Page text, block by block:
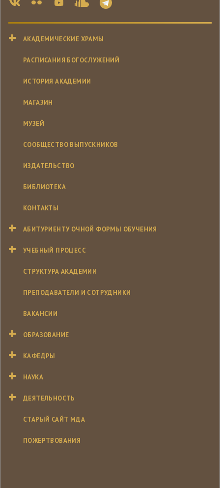
АКАДЕМИЧЕСКИЕ ХРАМЫ
РАСПИСАНИЯ БОГОСЛУЖЕНИЙ
ИСТОРИЯ АКАДЕМИИ
МАГАЗИН
МУЗЕЙ
СООБЩЕСТВО ВЫПУСКНИКОВ
ИЗДАТЕЛЬСТВО
БИБЛИОТЕКА
КОНТАКТЫ
АБИТУРИЕНТУ ОЧНОЙ ФОРМЫ ОБУЧЕНИЯ
УЧЕБНЫЙ ПРОЦЕСС
СТРУКТУРА АКАДЕМИИ
ПРЕПОДАВАТЕЛИ И СОТРУДНИКИ
ВАКАНСИИ
ОБРАЗОВАНИЕ
КАФЕДРЫ
НАУКА
ДЕЯТЕЛЬНОСТЬ
СТАРЫЙ САЙТ МДА
ПОЖЕРТВОВАНИЯ